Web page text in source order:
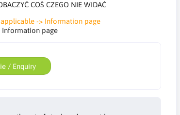
COŚ CZEGO NIE WIDAĆ
-> Information page
page
/ Enquiry